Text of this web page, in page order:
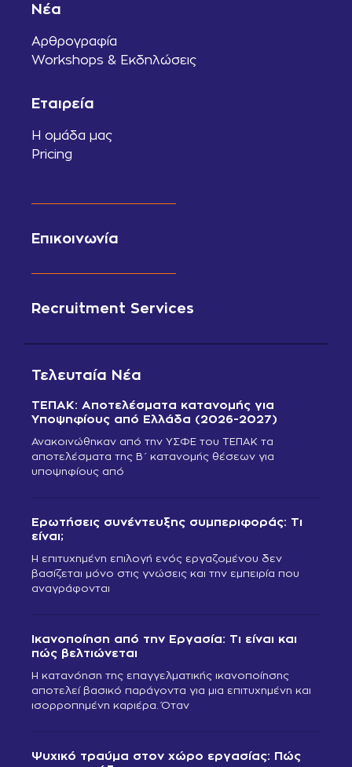
Νέα
Αρθρογραφία
Workshops & Εκδηλώσεις
Εταιρεία
Η ομάδα μας
Pricing
Επικοινωνία
Recruitment Services
Τελευταία Νέα
ΤΕΠΑΚ: Αποτελέσματα κατανομής για
Υποψηφίους από Ελλάδα (2026-2027)
Ανακοινώθηκαν από την ΥΣΦΕ του ΤΕΠΑΚ τα
αποτελέσματα της Β΄ κατανομής θέσεων για
υποψηφίους από
Ερωτήσεις συνέντευξης συμπεριφοράς: Τι
είναι;
Η επιτυχημένη επιλογή ενός εργαζομένου δεν
βασίζεται μόνο στις γνώσεις και την εμπειρία που
αναγράφονται
Ικανοποίηση από την Εργασία: Τι είναι και
πώς βελτιώνεται
Η κατανόηση της επαγγελματικής ικανοποίησης
αποτελεί βασικό παράγοντα για μια επιτυχημένη και
ισορροπημένη καριέρα. Όταν
Ψυχικό τραύμα στον χώρο εργασίας: Πώς